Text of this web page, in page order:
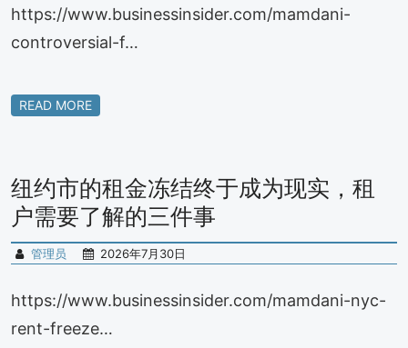
https://www.businessinsider.com/mamdani-
controversial-f…
READ MORE
纽约市的租金冻结终于成为现实，租
户需要了解的三件事
管理员 2026年7月30日
https://www.businessinsider.com/mamdani-nyc-
rent-freeze…